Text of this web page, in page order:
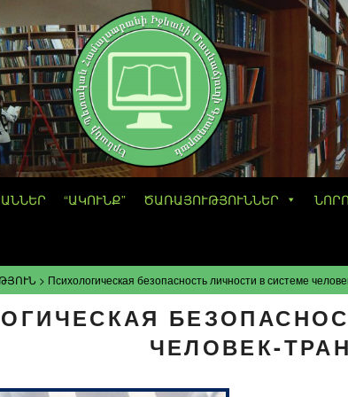
“ԱԿՈՒՆՔ” ԾԱՌԱՅՈՒԹՅՈՒՆՆԵՐ
> Психологическая безопасность личности в системе
ЧЕЛОВЕК-